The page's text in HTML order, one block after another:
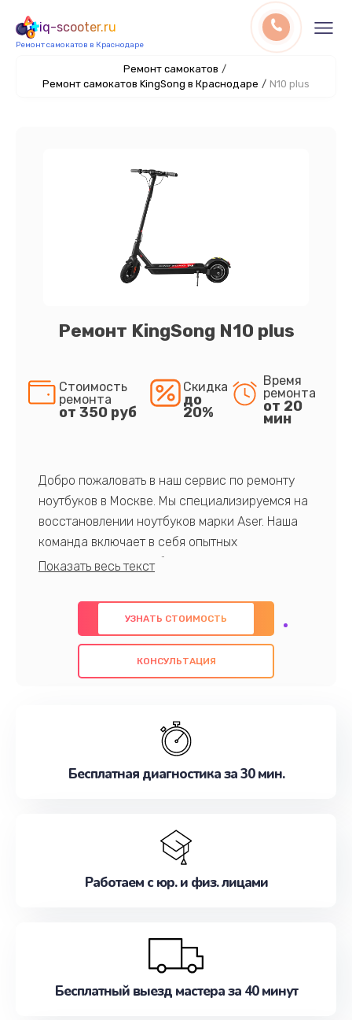
iq-scooter.ru
Ремонт самокатов в Краснодаре
Ремонт самокатов /
Ремонт самокатов KingSong в Краснодаре / N10 plus
Ремонт KingSong N10 plus
Стоимость
ремонта
от 350 руб
Скидка
до
20%
Время
ремонта
от 20
мин
Добро пожаловать в наш сервис по ремонту
ноутбуков в Москве. Мы специализируемся на
восстановлении ноутбуков марки Aser. Наша
команда включает в себя опытных
профессионалов с обширными знаниями и
предлагаем быстрый и качественный ремонт с
использованием оригинальных компонентов, а
также гарантируем качество всех
проведенных работ. Наша цель - предоставить
наилучшим образом. Не медлите записаться на
УЗНАТЬ СТОИМОСТЬ
КОНСУЛЬТАЦИЯ
Бесплатная диагностика за 30 мин.
Работаем с юр. и физ. лицами
Бесплатный выезд мастера за 40 минут